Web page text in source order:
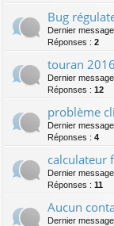
Bug
Dernier
Réponses : 2
touran
Dernier
Réponses : 12
problème
Dernier
Réponses : 4
calculateur
Dernier
Réponses : 11
Aucun
Dernier